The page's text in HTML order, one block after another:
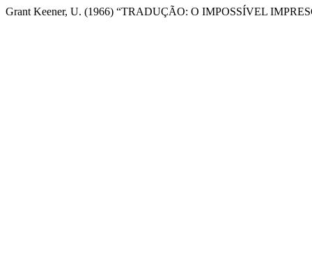
Grant Keener, U. (1966) “TRADUÇÃO: O IMPOSSÍVEL